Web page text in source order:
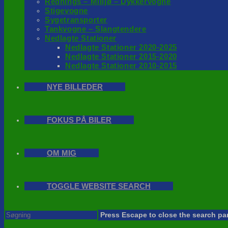
Stigevogne
Sygetransporter
Tankvogne – Slangtendere
Nedlagte Stationer
Nedlagte Stationer 2020-2025
Nedlagte Stationer 2015-2020
Nedlagte Stationer 2010-2015
NYE BILLEDER
FOKUS PÅ BILER
OM MIG
TOGGLE WEBSITE SEARCH
Press Escape to close the search